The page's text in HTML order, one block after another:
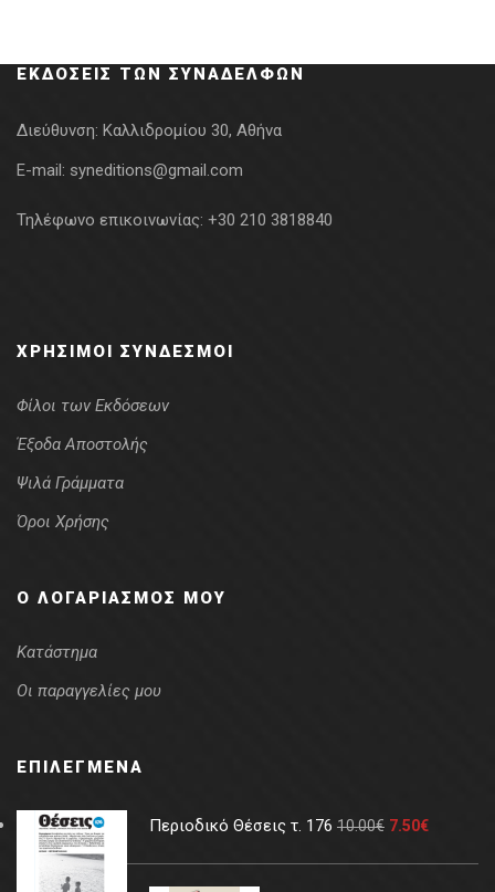
ΕΚΔΌΣΕΙΣ ΤΩΝ ΣΥΝΑΔΈΛΦΩΝ
Διεύθυνση: Καλλιδρομίου 30, Αθήνα
E-mail: syneditions@gmail.com
Τηλέφωνο επικοινωνίας: +30 210 3818840
ΧΡΉΣΙΜΟΙ ΣΎΝΔΕΣΜΟΙ
Φίλοι των Εκδόσεων
Έξοδα Αποστολής
Ψιλά Γράμματα
Όροι Χρήσης
Ο ΛΟΓΑΡΙΑΣΜΌΣ ΜΟΥ
Κατάστημα
Οι παραγγελίες μου
ΕΠΙΛΕΓΜΈΝΑ
Περιοδικό Θέσεις τ. 176 10.00€ 7.50€